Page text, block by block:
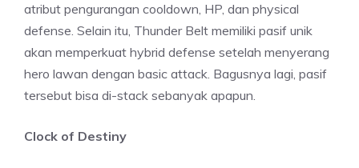
atribut pengurangan cooldown, HP, dan physical
defense. Selain itu, Thunder Belt memiliki pasif unik
akan memperkuat hybrid defense setelah menyerang
hero lawan dengan basic attack. Bagusnya lagi, pasif
tersebut bisa di-stack sebanyak apapun.
Clock of Destiny